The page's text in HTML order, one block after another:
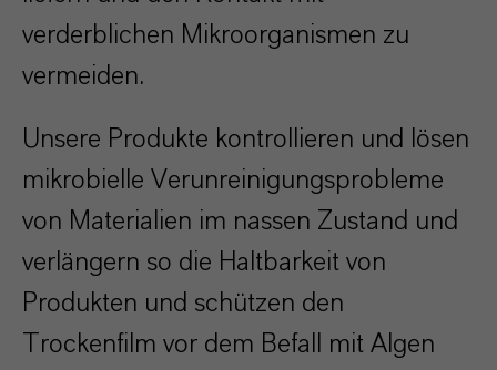
verderblichen Mikroorganismen zu
vermeiden.
Unsere Produkte kontrollieren und lösen
mikrobielle Verunreinigungsprobleme
von Materialien im nassen Zustand und
verlängern so die Haltbarkeit von
Produkten und schützen den
Trockenfilm vor dem Befall mit Algen